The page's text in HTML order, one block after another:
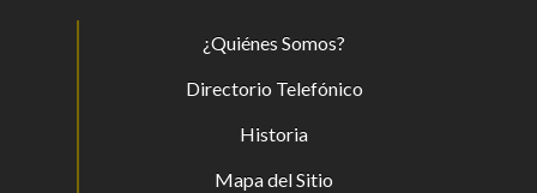
¿Quiénes Somos?
Directorio Telefónico
Historia
Mapa del Sitio